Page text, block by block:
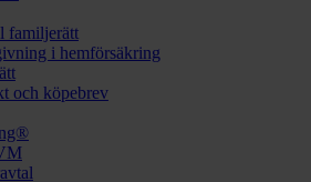
familjerätt
i hemförsäkring
och köpebrev